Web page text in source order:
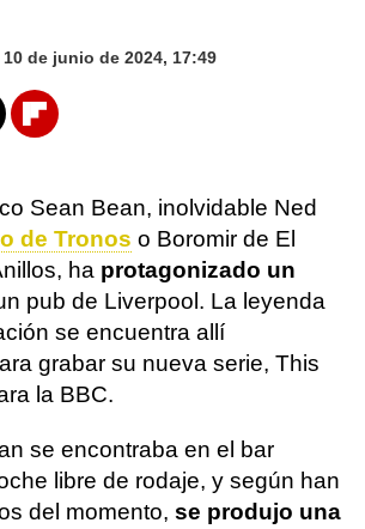
10 de junio de 2024, 17:49
Flipboard
Sean Bean, inolvidable Ned
de Tronos o Boromir de El
ha protagonizado un
pub de Liverpool. La leyenda
se encuentra allí
grabar su nueva serie, This
la BBC.
se encontraba en el bar
libre de rodaje, y según han
del momento, se produjo una